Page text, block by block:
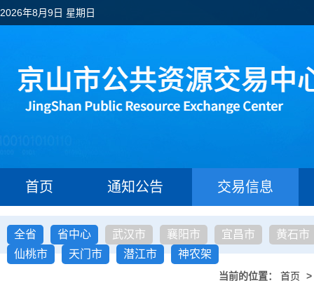
2026年8月9日 星期日
首页 通知公告 交易信息
全省 省中心 武汉市 襄阳市 宜昌市
黄石市
仙桃市
天门市 潜江市 神农架
当前的位置： 首页 >